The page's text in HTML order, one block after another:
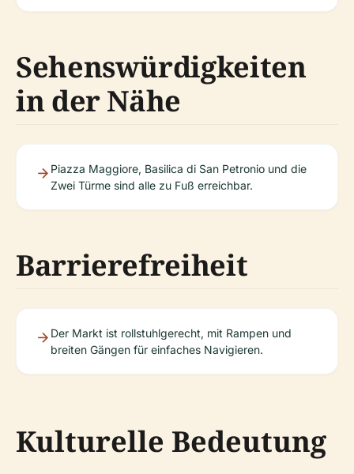
Sehenswürdigkeiten
in der Nähe
Piazza Maggiore, Basilica di San Petronio und die
Zwei Türme sind alle zu Fuß erreichbar.
Barrierefreiheit
Der Markt ist rollstuhlgerecht, mit Rampen und
breiten Gängen für einfaches Navigieren.
Kulturelle Bedeutung